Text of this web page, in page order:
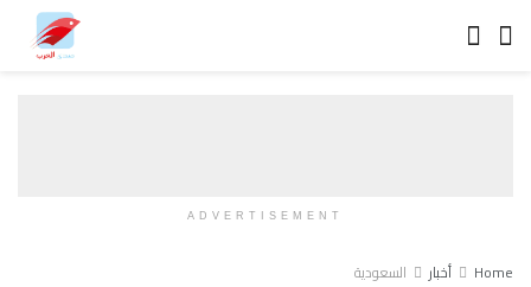
ADVERTISEMENT
Home أخبار السعودية